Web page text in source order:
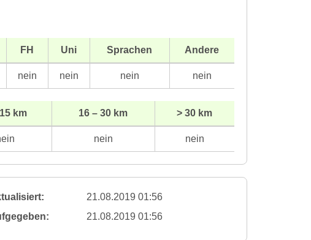
FH Uni Sprachen Andere
nein nein nein nein
km 16 – 30 km > 30 km
nein nein
21.08.2019 01:56
21.08.2019 01:56